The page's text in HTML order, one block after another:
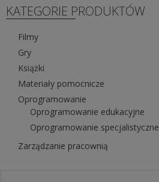
KATEGORIE PRODUKTÓW
Filmy
Gry
Książki
Materiały pomocnicze
Oprogramowanie
Oprogramowanie edukacyjne
Oprogramowanie specjalistyczne
Zarządzanie pracownią